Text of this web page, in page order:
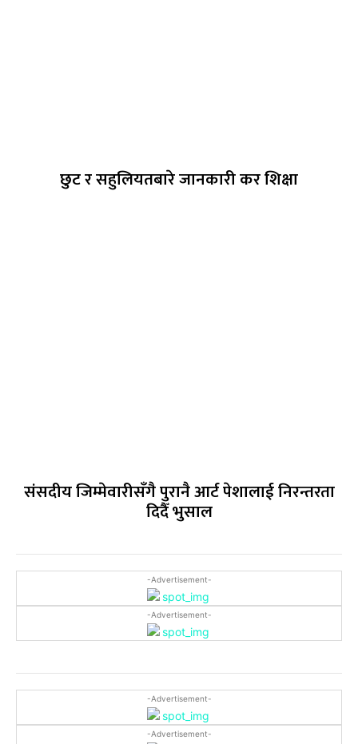
छुट र सहुलियतबारे जानकारी कर शिक्षा
संसदीय जिम्मेवारीसँगै पुरानै आर्ट पेशालाई निरन्तरता
दिदैँ भुसाल
-Advertisement-
-Advertisement-
-Advertisement-
-Advertisement-